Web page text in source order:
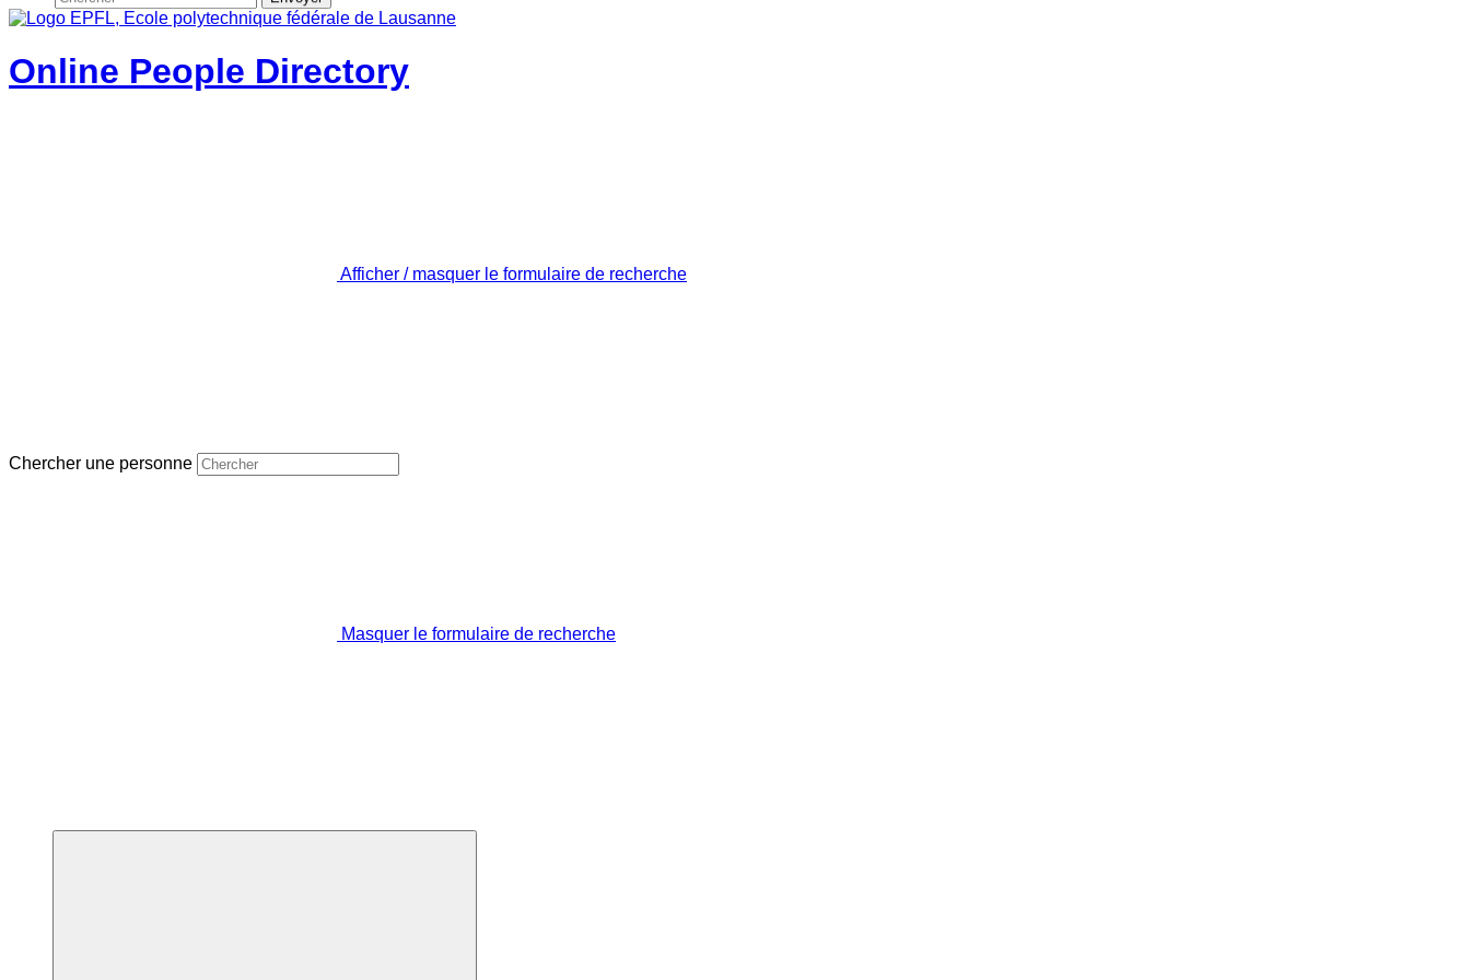
Online People Directory
Afficher / masquer le formulaire de recherche
Chercher une personne
Masquer le formulaire de recherche